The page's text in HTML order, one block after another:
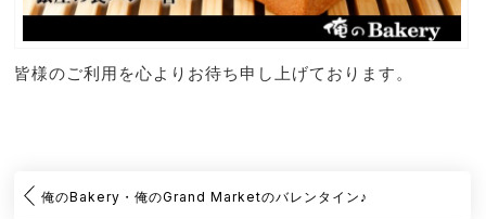
皆様のご利用を心よりお待ち申し上げております。
俺のBakery・俺のGrand Marketのバレンタイン♪